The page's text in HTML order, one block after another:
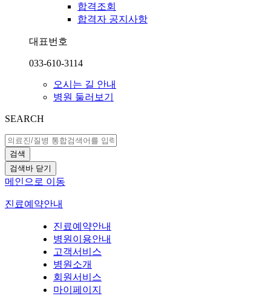
합격조회
합격자 공지사항
대표번호
033-610-3114
오시는 길 안내
병원 둘러보기
SEARCH
검색
검색바 닫기
메인으로 이동
진료예약안내
진료예약안내
병원이용안내
고객서비스
병원소개
회원서비스
마이페이지